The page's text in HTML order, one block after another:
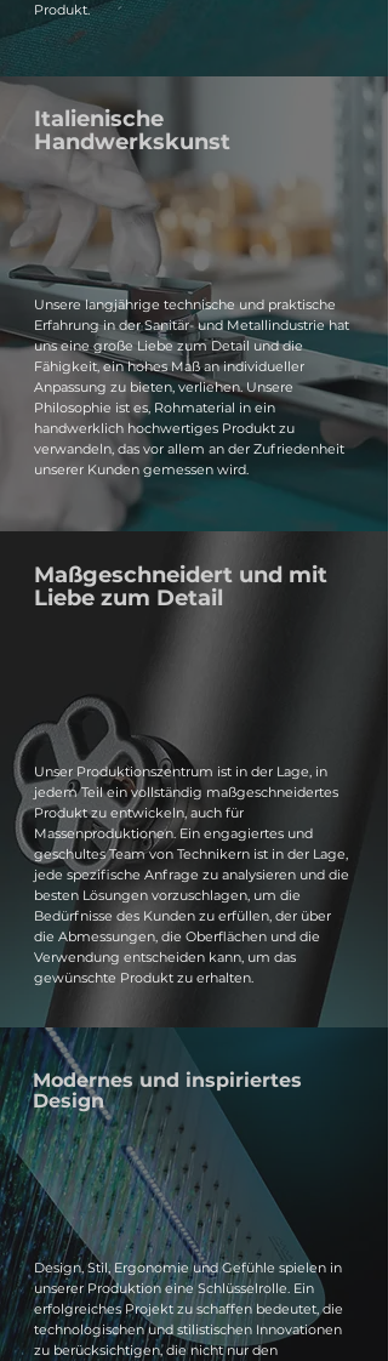
Produkt.
Italienische
Handwerkskunst
Unsere langjährige technische und praktische
Erfahrung in der Sanitär- und Metallindustrie hat
uns eine große Liebe zum Detail und die
Fähigkeit, ein hohes Maß an individueller
Anpassung zu bieten, verliehen. Unsere
Philosophie ist es, Rohmaterial in ein
handwerklich hochwertiges Produkt zu
verwandeln, das vor allem an der Zufriedenheit
unserer Kunden gemessen wird.
Maßgeschneidert und mit
Liebe zum Detail
Unser Produktionszentrum ist in der Lage, in
jedem Teil ein vollständig maßgeschneidertes
Produkt zu entwickeln, auch für
Massenproduktionen. Ein engagiertes und
geschultes Team von Technikern ist in der Lage,
jede spezifische Anfrage zu analysieren und die
besten Lösungen vorzuschlagen, um die
Bedürfnisse des Kunden zu erfüllen, der über
die Abmessungen, die Oberflächen und die
Verwendung entscheiden kann, um das
gewünschte Produkt zu erhalten.
Modernes und inspiriertes
Design
Design, Stil, Ergonomie und Gefühle spielen in
unserer Produktion eine Schlüsselrolle. Ein
erfolgreiches Projekt zu schaffen bedeutet, die
technologischen und stilistischen Innovationen
zu berücksichtigen, die nicht nur den